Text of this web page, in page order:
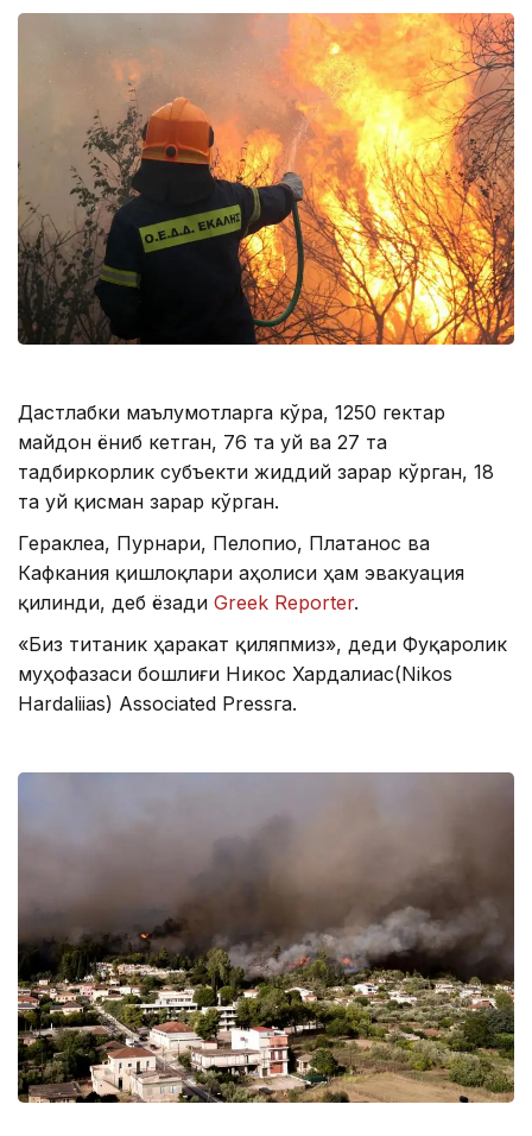
Дастлабки маълумотларга кўра, 1250 гектар
майдон ёниб кетган, 76 та уй ва 27 та
тадбиркорлик субъекти жиддий зарар кўрган, 18
та уй қисман зарар кўрган.
Гераклеа, Пурнари, Пелопио, Платанос ва
Кафкания қишлоқлари аҳолиси ҳам эвакуация
қилинди, деб ёзади Greek Reporter.
«Биз титаник ҳаракат қиляпмиз», деди Фуқаролик
муҳофазаси бошлиғи Никос Хардалиас(Nikos
Hardaliias) Associated Pressга.